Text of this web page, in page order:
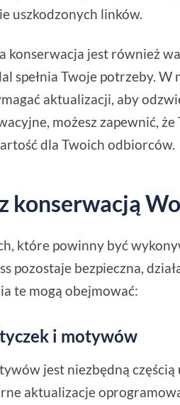
uszkodzonych linków.
konserwacja jest również
spełnia Twoje potrzeby. W
aktualizacji, aby
możesz zapewnić,
dla Twoich odbiorców.
konserwacją
które powinny być
pozostaje bezpieczna,
te mogą obejmować:
i motywów
jest niezbędną
aktualizacje